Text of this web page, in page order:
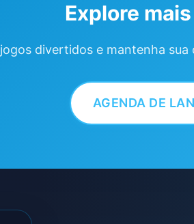
Explore
divertidos e mantenha
AGENDA DE